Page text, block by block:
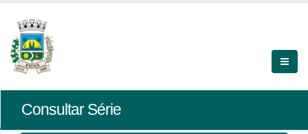
Consultar Série